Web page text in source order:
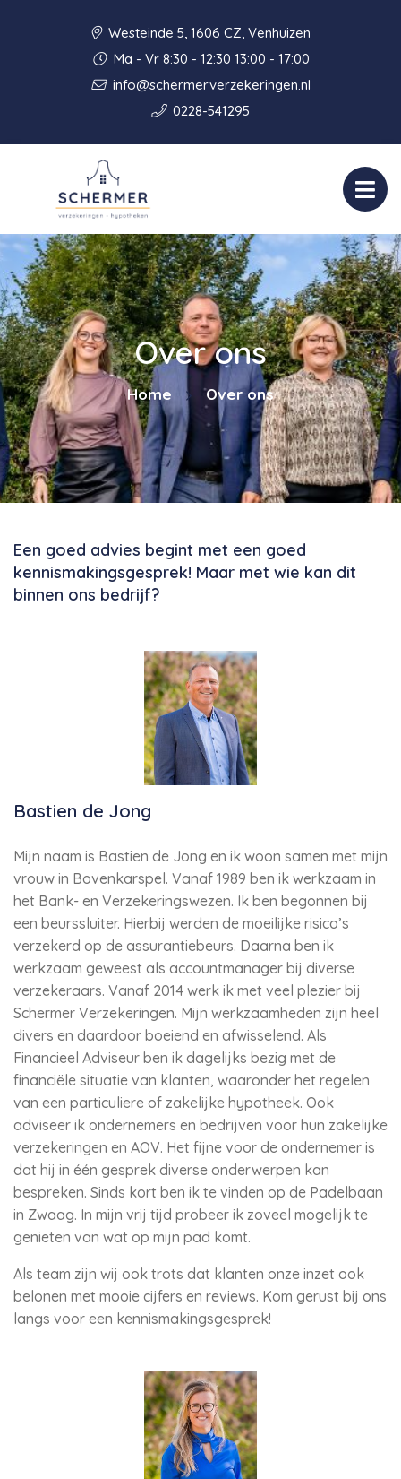
Westeinde 5, 1606 CZ, Venhuizen
Ma - Vr 8:30 - 12:30 13:00 - 17:00
info@schermerverzekeringen.nl
0228-541295
Over ons
Home Over ons
Een goed advies begint met een goed
kennismakingsgesprek! Maar met wie kan dit
binnen ons bedrijf?
Bastien de Jong
Mijn naam is Bastien de Jong en ik woon samen met mijn
vrouw in Bovenkarspel. Vanaf 1989 ben ik werkzaam in
het Bank- en Verzekeringswezen. Ik ben begonnen bij
een beurssluiter. Hierbij werden de moeilijke risico’s
verzekerd op de assurantiebeurs. Daarna ben ik
werkzaam geweest als accountmanager bij diverse
verzekeraars. Vanaf 2014 werk ik met veel plezier bij
Schermer Verzekeringen. Mijn werkzaamheden zijn heel
divers en daardoor boeiend en afwisselend. Als
Financieel Adviseur ben ik dagelijks bezig met de
financiële situatie van klanten, waaronder het regelen
van een particuliere of zakelijke hypotheek. Ook
adviseer ik ondernemers en bedrijven voor hun zakelijke
verzekeringen en AOV. Het fijne voor de ondernemer is
dat hij in één gesprek diverse onderwerpen kan
bespreken. Sinds kort ben ik te vinden op de Padelbaan
in Zwaag. In mijn vrij tijd probeer ik zoveel mogelijk te
genieten van wat op mijn pad komt.
Als team zijn wij ook trots dat klanten onze inzet ook
belonen met mooie cijfers en reviews. Kom gerust bij ons
langs voor een kennismakingsgesprek!